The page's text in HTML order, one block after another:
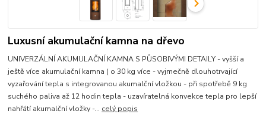
Luxusní akumulační kamna na dřevo
UNIVERZÁLNÍ AKUMULAČNÍ KAMNA S PŮSOBIVÝMI DETAILY - vyšší a
ještě více akumulační kamna ( o 30 kg více - vyjmečně dlouhotrvající
vyzařování tepla s integrovanou akumalční vložkou - při spotřebě 9 kg
suchého paliva až 12 hodin tepla - uzavíratelná konvekce tepla pro lepší
nahřátí akumalční vložky -... celý popis